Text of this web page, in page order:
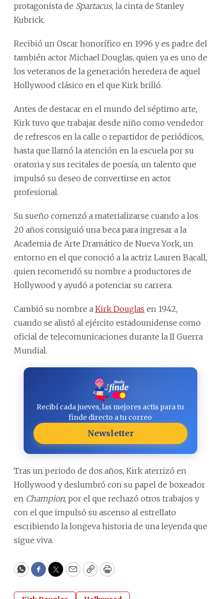
protagonista de Spartacus, la cinta de Stanley
Kubrick.
Recibió un Oscar honorífico en 1996 y es padre del
también actor Michael Douglas, quien ya es uno de
los veteranos de la generación heredera de aquel
Hollywood clásico en el que Kirk brilló.
Antes de destacar en el mundo del séptimo arte,
Kirk tuvo que trabajar desde niño como vendedor
de refrescos en la calle o repartidor de periódicos,
hasta que llamó la atención en la escuela por su
oratoria y sus recitales de poesía, un talento que
impulsó su deseo de convertirse en actor
profesional.
Su sueño comenzó a materializarse cuando a los
20 años consiguió una beca para ingresar a la
Academia de Arte Dramático de Nueva York, un
entorno en el que conoció a la actriz Lauren Bacall,
quien recomendó su nombre a productores de
Hollywood y ayudó a potenciar su carrera.
Cambió su nombre a Kirk Douglas en 1942,
cuando se alistó al ejército estadounidense como
oficial de telecomunicaciones durante la II Guerra
Mundial.
Recibí cada jueves, las mejores actis para tu
finde directo a tu correo
Newsletter
Tras un periodo de dos años, Kirk aterrizó en
Hollywood y deslumbró con su papel de boxeador
en Champion, por el que rechazó otros trabajos y
con el que impulsó su ascenso al estrellato
escribiendo la longeva historia de una leyenda que
sigue viva.
WhatsApp
Facebook
Twitter
EmailCopyPrint